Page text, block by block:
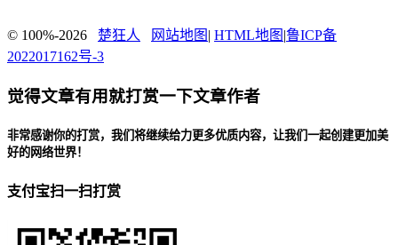
© 100%-2026 楚狂人 网站地图 | HTML地图 |鲁ICP备
2022017162号-3
觉得文章有用就打赏一下文章作者
非常感谢你的打赏，我们将继续给力更多优质内容，让我们一起创建更加美
好的网络世界！
支付宝扫一扫打赏